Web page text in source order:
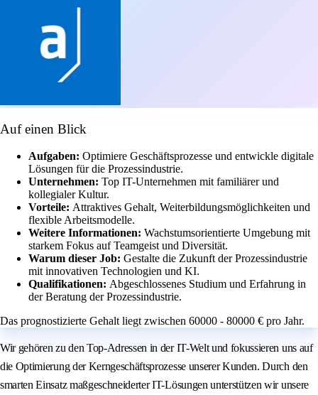
Auf einen Blick
Aufgaben: Optimiere Geschäftsprozesse und entwickle digitale
Lösungen für die Prozessindustrie.
Unternehmen: Top IT-Unternehmen mit familiärer und
kollegialer Kultur.
Vorteile: Attraktives Gehalt, Weiterbildungsmöglichkeiten und
flexible Arbeitsmodelle.
Weitere Informationen: Wachstumsorientierte Umgebung mit
starkem Fokus auf Teamgeist und Diversität.
Warum dieser Job: Gestalte die Zukunft der Prozessindustrie
mit innovativen Technologien und KI.
Qualifikationen: Abgeschlossenes Studium und Erfahrung in
der Beratung der Prozessindustrie.
Das prognostizierte Gehalt liegt zwischen 60000 - 80000 € pro Jahr.
Wir gehören zu den Top-Adressen in der IT-Welt und fokussieren uns auf
die Optimierung der Kerngeschäftsprozesse unserer Kunden. Durch den
smarten Einsatz maßgeschneiderter IT-Lösungen unterstützen wir unsere